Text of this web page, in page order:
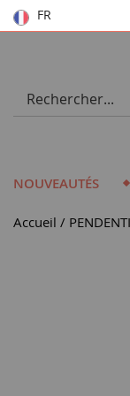
FR
NOUVEAUTÉS
Accueil